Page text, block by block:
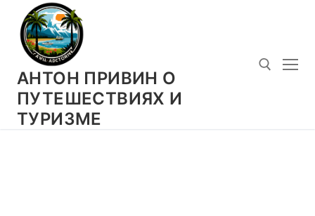
Перейти
содержимому
АНТОН ПРИВИН О
ПУТЕШЕСТВИЯХ И
ТУРИЗМЕ